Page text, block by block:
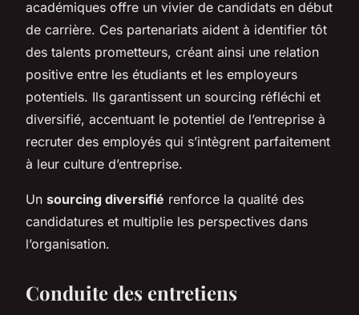
académiques offre un vivier de candidats en début
de carrière. Ces partenariats aident à identifier tôt
des talents prometteurs, créant ainsi une relation
positive entre les étudiants et les employeurs
potentiels. Ils garantissent un sourcing réfléchi et
diversifié, accentuant le potentiel de l’entreprise à
recruter des employés qui s’intègrent parfaitement
à leur culture d’entreprise.
Un sourcing diversifié renforce la qualité des
candidatures et multiplie les perspectives dans
l’organisation.
Conduite des entretiens